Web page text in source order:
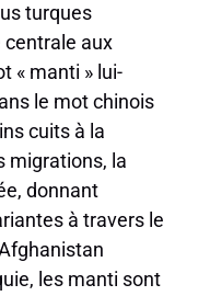
turques
centrale aux
« manti » lui-
le mot chinois
cuits à la
migrations, la
donnant
à travers le
les manti sont